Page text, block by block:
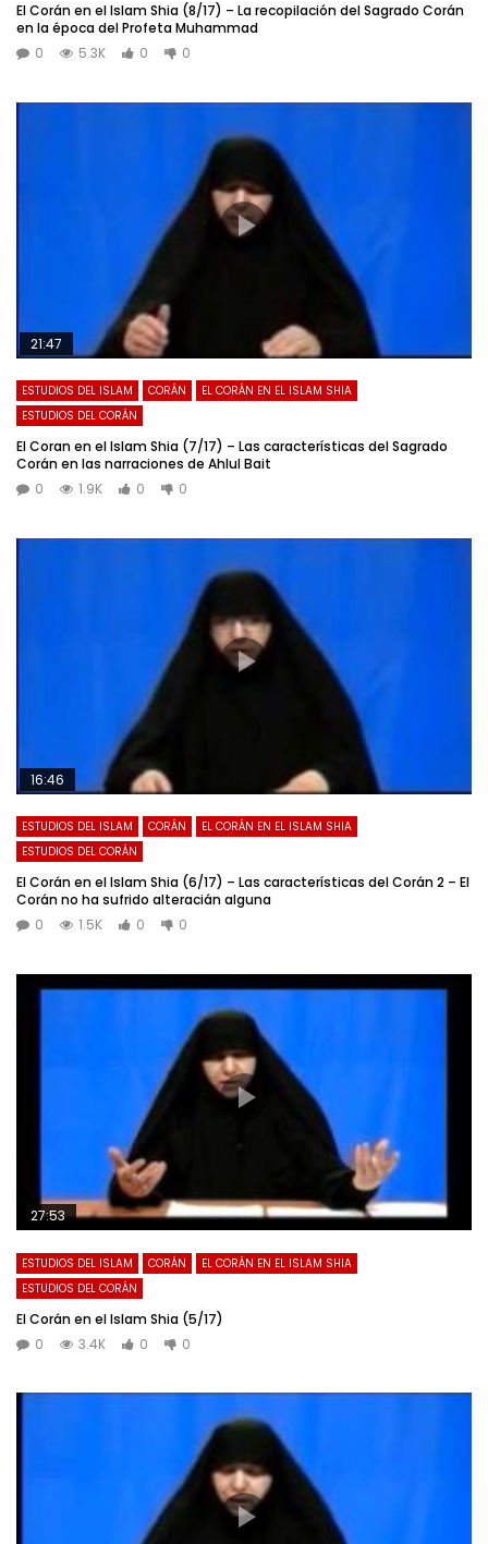
El Corán en el Islam Shia (8/17) – La recopilación del Sagrado Corán
en la época del Profeta Muhammad
0
5.3K 0 0
21:47
ESTUDIOS DEL ISLAM CORÁN
EL CORÁN EN EL ISLAM SHIA
ESTUDIOS DEL CORÁN
El Coran en el Islam Shia (7/17) – Las características del Sagrado
Corán en las narraciones de Ahlul Bait
0
1.9K 0 0
16:46
ESTUDIOS DEL ISLAM CORÁN
EL CORÁN EN EL ISLAM SHIA
ESTUDIOS DEL CORÁN
El Corán en el Islam Shia (6/17) – Las características del Corán 2 – El
Corán no ha sufrido alteracián alguna
0
1.5K 0 0
27:53
ESTUDIOS DEL ISLAM CORÁN
EL CORÁN EN EL ISLAM SHIA
ESTUDIOS DEL CORÁN
El Corán en el Islam Shia (5/17)
0
3.4K 0 0